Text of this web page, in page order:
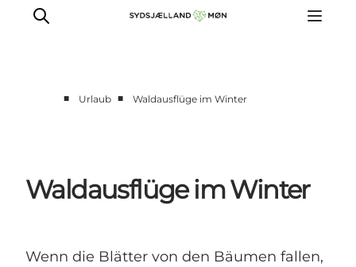
Events
Essen
Reise planen
■ Urlaub ■ Waldausflüge im Winter
Waldausflüge im Winter
Wenn die Blätter von den Bäumen fallen,